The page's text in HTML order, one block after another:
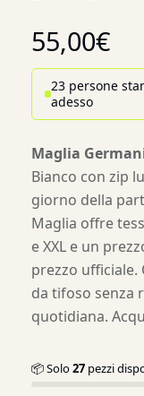
55,00€
23 persone
adesso
Maglia
Bianco con zip
giorno della
Maglia offre
e XXL e un
prezzo ufficiale.
da tifoso senza
quotidiana.
📦 Solo27 pezzi